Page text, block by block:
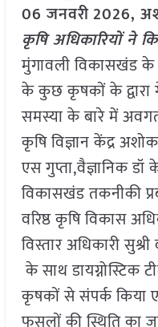
06 जनवरी2026,
कृषि अधिकारियों ने
मुंगावली विकासखंड के
के कुछ कृषकों के
समस्या के बारे में
कृषि विज्ञान केंद्र
एस गुप्ता,वैज्ञानिक
विकासखंड तकनीकी
वरिष्ठ कृषि विकास
विस्तार अधिकारी
के साथ डायग्नोस्टिक
कृषकों से संपर्क किया